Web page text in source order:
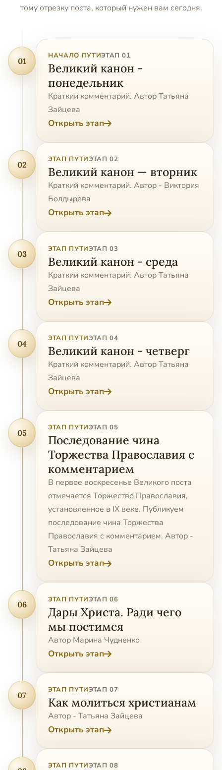
тому отрезку поста, который нужен вам сегодня.
01
НАЧАЛО ПУТИЭТАП 01
Великий канон -
понедельник
Краткий комментарий. Автор Татьяна
Зайцева
Открыть этап
02
ЭТАП ПУТИЭТАП 02
Великий канон — вторник
Краткий комментарий. Автор - Виктория
Болдырева
Открыть этап
03
ЭТАП ПУТИЭТАП 03
Великий канон - среда
Краткий комментарий. Автор Татьяна
Зайцева
Открыть этап
04
ЭТАП ПУТИЭТАП 04
Великий канон - четверг
Краткий комментарий. Автор Татьяна
Зайцева
Открыть этап
05
ЭТАП ПУТИЭТАП 05
Последование чина
Торжества Православия с
комментарием
В первое воскресенье Великого поста
отмечается Торжество Православия,
установленное в IX веке. Публикуем
последование чина Торжества
Православия с комментарием. Автор -
Татьяна Зайцева
Открыть этап
06
ЭТАП ПУТИЭТАП 06
Дары Христа. Ради чего
мы постимся
Автор Марина Чудненко
Открыть этап
07
ЭТАП ПУТИЭТАП 07
Как молиться христианам
Автор - Татьяна Зайцева
Открыть этап
ЭТАП ПУТИЭТАП 08